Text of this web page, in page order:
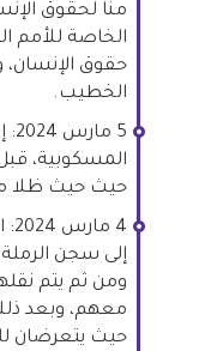
منا لحقوق
الخاصة للأمم
حقوق الإنسان،
الخطيب.
5
المسكوبية،
حيث حيث ظلا
4
إلى سجن
ومن ثم يتم
معهم، وبعد
حيث يتعرضان